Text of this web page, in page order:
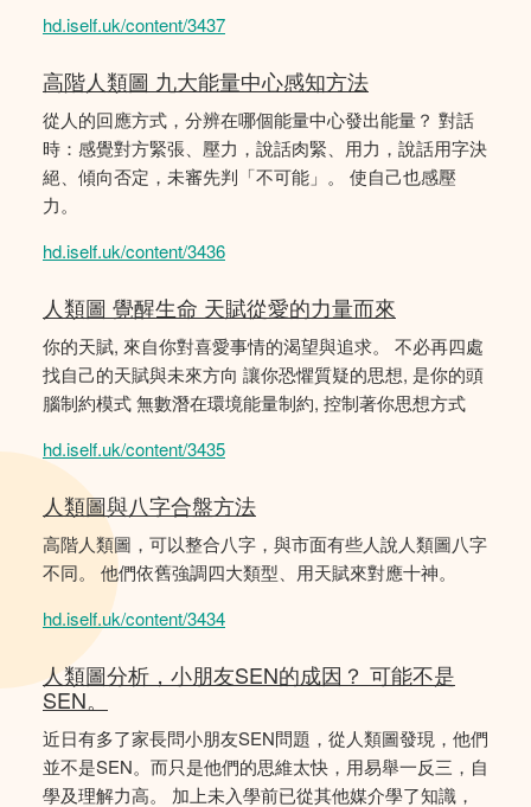
hd.iself.uk/content/3437
高階人類圖 九大能量中心感知方法
從人的回應方式，分辨在哪個能量中心發出能量？ 對話
時：感覺對方緊張、壓力，說話肉緊、用力，說話用字決
絕、傾向否定，未審先判「不可能」。 使自己也感壓
力。
hd.iself.uk/content/3436
人類圖 覺醒生命 天賦從愛的力量而來
你的天賦, 來自你對喜愛事情的渴望與追求。 不必再四處
找自己的天賦與未來方向 讓你恐懼質疑的思想, 是你的頭
腦制約模式 無數潛在環境能量制約, 控制著你思想方式
hd.iself.uk/content/3435
人類圖與八字合盤方法
高階人類圖，可以整合八字，與市面有些人說人類圖八字
不同。 他們依舊強調四大類型、用天賦來對應十神。
hd.iself.uk/content/3434
人類圖分析，小朋友SEN的成因？ 可能不是
SEN。
近日有多了家長問小朋友SEN問題，從人類圖發現，他們
並不是SEN。而只是他們的思維太快，用易舉一反三，自
學及理解力高。 加上未入學前已從其他媒介學了知識，